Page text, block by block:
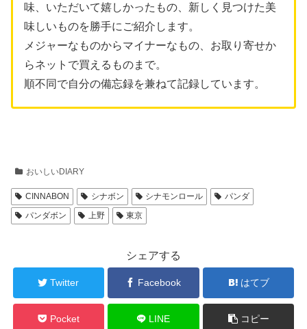
味、いただいて嬉しかったもの、新しく見つけた美
味しいものを勝手にご紹介します。
メジャーなものからマイナーなもの、お取り寄せか
らネットで買えるものまで。
順不同で自分の備忘録を兼ねて記録しています。
おいしいDIARY
CINNABON シナボン シナモンロール
パンダ
パンダボン
上野 東京
シェアする
Twitter Facebook はてブ
Pocket LINE コピー